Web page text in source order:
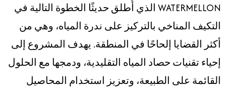
WATERMELLON الذي أُطلق حديثًا الخطوة التالية في
التكيف المناخي بالتركيز على ندرة المياه، وهي من
أكثر القضايا إلحاحًا في المنطقة. يهدف المشروع إلى
إحياء تقنيات حصاد المياه التقليدية، ودمجها مع الحلول
القائمة على الطبيعة، وتعزيز استخدام المحاصيل